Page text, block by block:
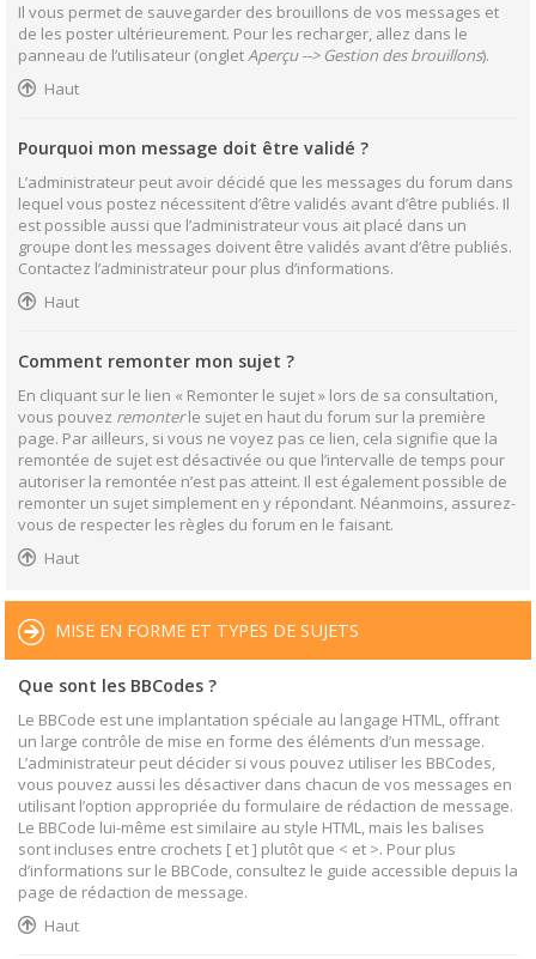
Il vous permet de sauvegarder des brouillons de vos messages et
de les poster ultérieurement. Pour les recharger, allez dans le
panneau de l’utilisateur (ongletAperçu --> Gestion des brouillons).
Haut
Pourquoi mon message doit être validé ?
L’administrateur peut avoir décidé que les messages du forum dans
lequel vous postez nécessitent d’être validés avant d’être publiés. Il
est possible aussi que l’administrateur vous ait placé dans un
groupe dont les messages doivent être validés avant d’être publiés.
Contactez l’administrateur pour plus d’informations.
Haut
Comment remonter mon sujet ?
En cliquant sur le lien « Remonter le sujet » lors de sa consultation,
vous pouvez remonterle sujet en haut du forum sur la première
page. Par ailleurs, si vous ne voyez pas ce lien, cela signifie que la
remontée de sujet est désactivée ou que l’intervalle de temps pour
autoriser la remontée n’est pas atteint. Il est également possible de
remonter un sujet simplement en y répondant. Néanmoins, assurez-
vous de respecter les règles du forum en le faisant.
Haut
MISE EN FORME ET TYPES DE SUJETS
Que sont les BBCodes ?
Le BBCode est une implantation spéciale au langage HTML, offrant
un large contrôle de mise en forme des éléments d’un message.
L’administrateur peut décider si vous pouvez utiliser les BBCodes,
vous pouvez aussi les désactiver dans chacun de vos messages en
utilisant l’option appropriée du formulaire de rédaction de message.
Le BBCode lui-même est similaire au style HTML, mais les balises
sont incluses entre crochets [ et ] plutôt que < et >. Pour plus
d’informations sur le BBCode, consultez le guide accessible depuis la
page de rédaction de message.
Haut